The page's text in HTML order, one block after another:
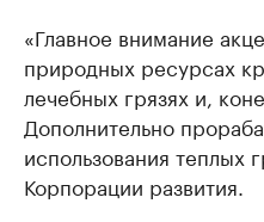
«Главное внимание
природных ресурсах
лечебных грязях и,
Дополнительно
использования теплых
Корпорации развития.